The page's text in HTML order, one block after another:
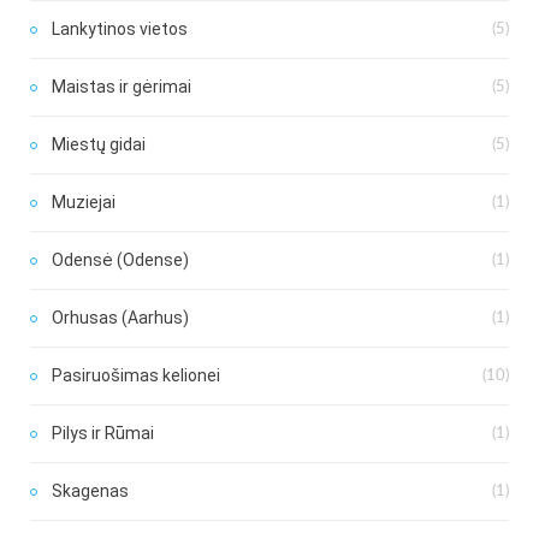
Lankytinos vietos (5)
Maistas ir gėrimai (5)
Miestų gidai (5)
Muziejai (1)
Odensė (Odense) (1)
Orhusas (Aarhus) (1)
Pasiruošimas kelionei (10)
Pilys ir Rūmai (1)
Skagenas (1)